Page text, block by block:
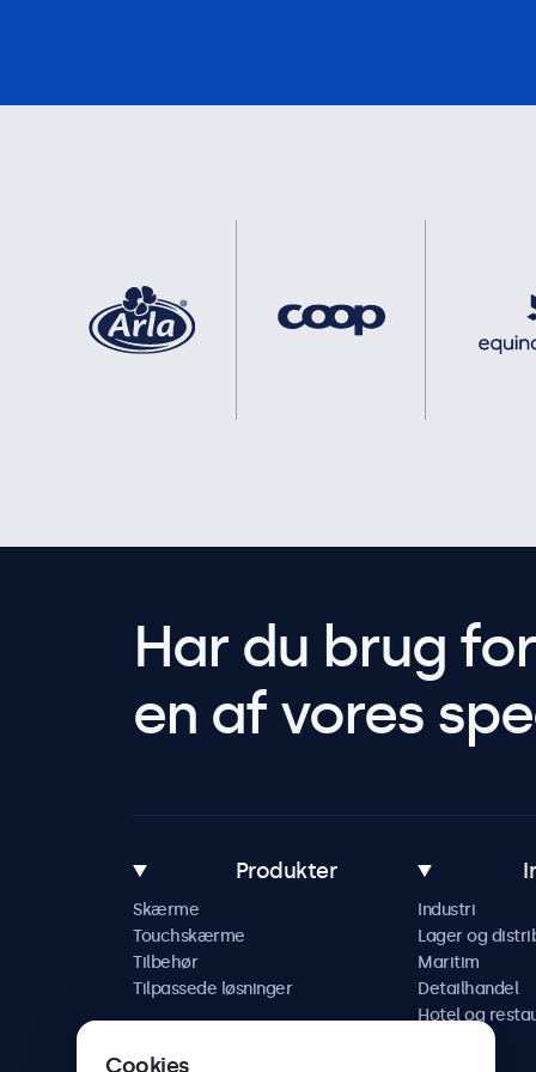
Har du brug
en af vores
Produkter
Skærme
Touchskærme
Tilbehør
Tilpassede løsninger
Industri
Lager og
Maritim
Detailhandel
Hotel og
Cookies